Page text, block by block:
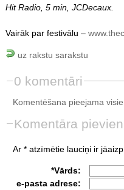
Hit Radio, 5 min, JCDecaux.
Vairāk par festivālu –
uz rakstu sarakstu
0 komentāri
Komentēšana pieejama
Komentāra
Ar * atzīmētie lauciņi ir
*Vārds:
e-pasta adrese: